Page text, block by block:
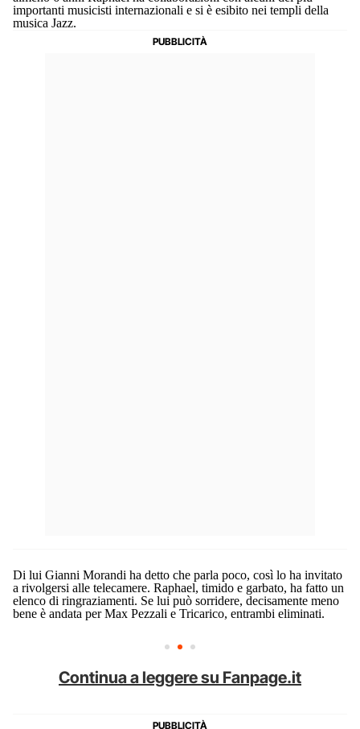
importanti musicisti internazionali e si è esibito nei templi della
musica Jazz.
Di lui Gianni Morandi ha detto che parla poco, così lo ha invitato
a rivolgersi alle telecamere. Raphael, timido e garbato, ha fatto un
elenco di ringraziamenti. Se lui può sorridere, decisamente meno
bene è andata per Max Pezzali e Tricarico, entrambi eliminati.
Continua a leggere su Fanpage.it